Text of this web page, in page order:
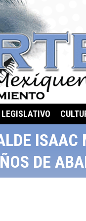
LEGISLATIVO
DE